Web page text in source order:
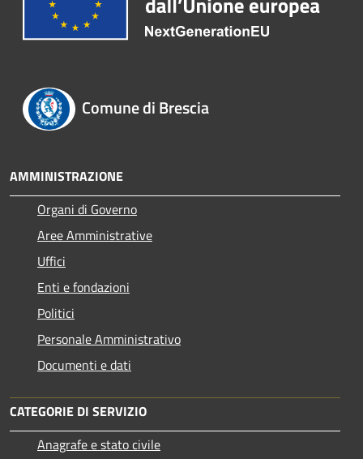
Comune di Brescia
AMMINISTRAZIONE
Organi di Governo
Aree Amministrative
Uffici
Enti e fondazioni
Politici
Personale Amministrativo
Documenti e dati
CATEGORIE DI SERVIZIO
Anagrafe e stato civile